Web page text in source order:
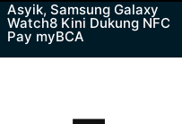
Asyik, Samsung Galaxy
Watch8 Kini Dukung NFC
Pay myBCA